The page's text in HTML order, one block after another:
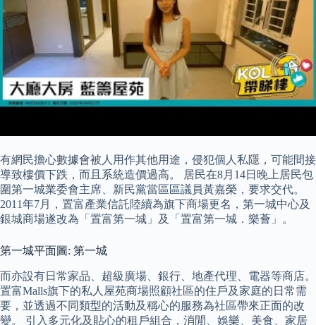
有網民擔心數據會被人用作其他用途，侵犯個人私隱，可能間接
導致樓價下跌，而且系統造價過高。 居民在8月14日晚上居民包
圍第一城業委會主席、新民黨當區區議員黃嘉榮，要求交代。
2011年7月，置富產業信託陸續為旗下商場更名，第一城中心及
銀城商場遂改為「置富第一城」及「置富第一城．樂薈」。
第一城平面圖: 第一城
而亦設有日常家品、超級廣場、銀行、地產代理、電器等商店。
置富Malls旗下的私人屋苑商場照顧社區的住戶及家庭的日常需
要，並透過不同類型的活動及稱心的服務為社區帶來正面的改
變。 引入多元化及貼心的租戶組合，消閒、娛樂、美食、家居